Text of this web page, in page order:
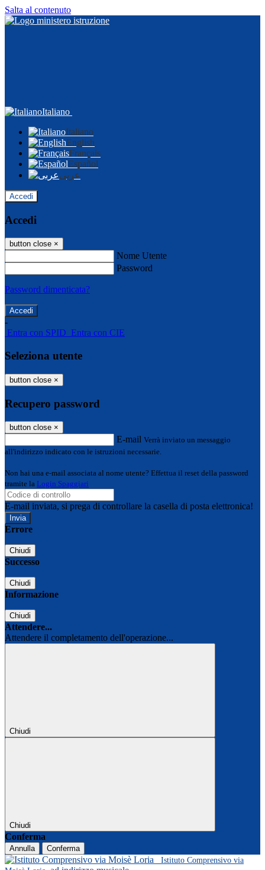
Salta al contenuto
Italiano
Italiano
English
Français
Español
عربى
Accedi
Accedi
button close ×
Nome Utente
Password
Password dimenticata?
-
Entra con SPID Entra con CIE
Seleziona utente
button close ×
Recupero password
button close ×
E-mail Verrà inviato un messaggio
all'indirizzo indicato con le istruzioni necessarie.
Non hai una e-mail associata al nome utente? Effettua il reset della password
tramite la Login Spaggiari
E-mail inviata, si prega di controllare la casella di posta elettronica!
Errore
Chiudi
Successo
Chiudi
Informazione
Chiudi
Attendere...
Attendere il completamento dell'operazione...
Chiudi
Chiudi
Conferma
Annulla
Conferma
Istituto Comprensivo via